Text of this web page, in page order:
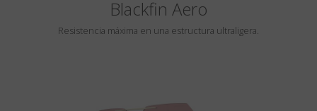
Blackfin Aero
Resistencia máxima en una estructura ultraligera.